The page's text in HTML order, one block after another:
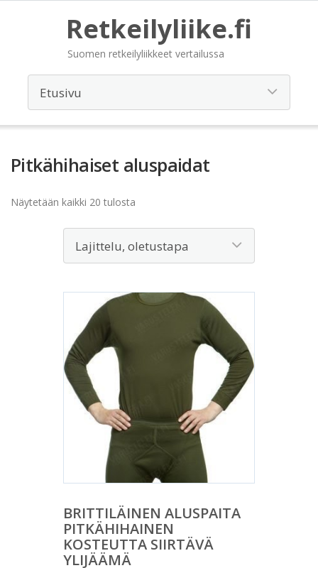
Retkeilyliike.fi
Suomen retkeilyliikkeet vertailussa
Pitkähihaiset aluspaidat
Näytetään kaikki 20 tulosta
BRITTILÄINEN ALUSPAITA
PITKÄHIHAINEN
KOSTEUTTA SIIRTÄVÄ
YLIJÄÄMÄ